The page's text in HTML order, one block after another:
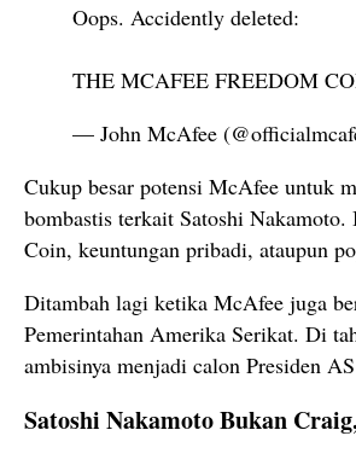
Oops. Accidently deleted:
THE MCAFEE FREEDOM
— John McAfee
Cukup besar potensi McAfee untuk
bombastis terkait Satoshi
Coin, keuntungan pribadi, ataupun
Ditambah lagi ketika McAfee juga
Pemerintahan Amerika Serikat. Di
ambisinya menjadi calon Presiden
Satoshi Nakamoto Bukan